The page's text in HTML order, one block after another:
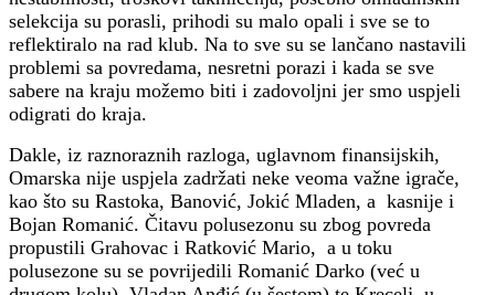
selekcija su porasli, prihodi su malo opali i sve se to
reflektiralo na rad klub. Na to sve su se lančano nastavili
problemi sa povredama, nesretni porazi i kada se sve
sabere na kraju možemo biti i zadovoljni jer smo uspjeli
odigrati do kraja.
Dakle, iz raznoraznih razloga, uglavnom finansijskih,
Omarska nije uspjela zadržati neke veoma važne igrače,
kao što su Rastoka, Banović, Jokić Mladen, a kasnije i
Bojan Romanić. Čitavu polusezonu su zbog povreda
propustili Grahovac i Ratković Mario, a u toku
polusezone su se povrijedili Romanić Darko (već u